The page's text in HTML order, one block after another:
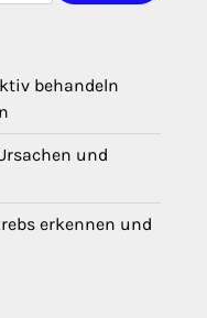
behandeln
und
erkennen und